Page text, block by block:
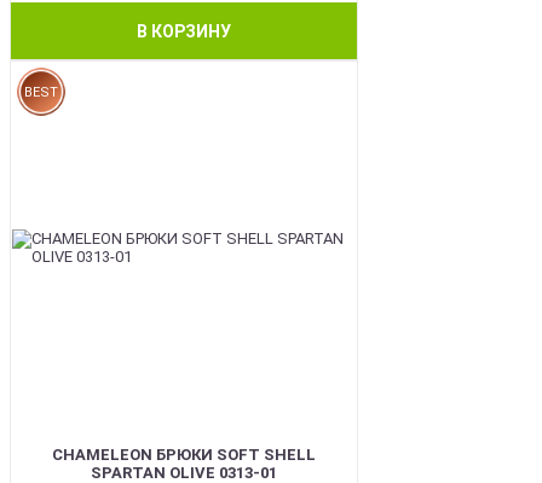
В КОРЗИНУ
BEST
CHAMELEON БРЮКИ SOFT SHELL
SPARTAN OLIVE 0313-01